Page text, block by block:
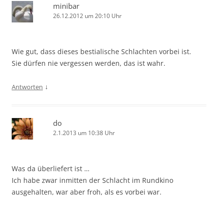
minibar
26.12.2012 um 20:10 Uhr
Wie gut, dass dieses bestialische Schlachten vorbei ist.
Sie dürfen nie vergessen werden, das ist wahr.
Antworten ↓
do
2.1.2013 um 10:38 Uhr
Was da überliefert ist …
Ich habe zwar inmitten der Schlacht im Rundkino
ausgehalten, war aber froh, als es vorbei war.